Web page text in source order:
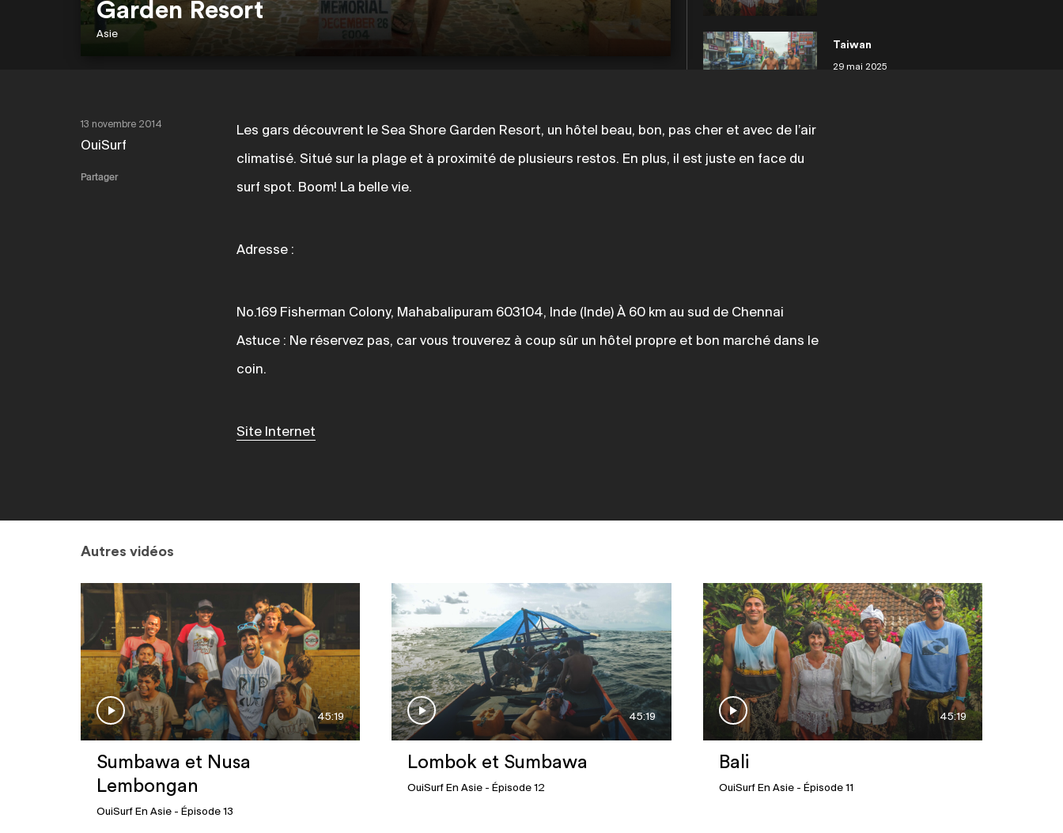
Garden Resort
Asie
Taiwan
29 mai 2025
Sri Lanka
29 mai 2025
13 novembre 2014
OuiSurf
Partager
Les gars découvrent le Sea Shore Garden Resort, un hôtel beau, bon, pas cher et avec de l’air
climatisé. Situé sur la plage et à proximité de plusieurs restos. En plus, il est juste en face du
surf spot. Boom! La belle vie.
Adresse :
No.169 Fisherman Colony, Mahabalipuram 603104, Inde (Inde) À 60 km au sud de Chennai
Astuce : Ne réservez pas, car vous trouverez à coup sûr un hôtel propre et bon marché dans le
coin.
Site Internet
Autres vidéos
45:19
Sumbawa et Nusa
Lembongan
OuiSurf En Asie - Épisode 13
45:19
Lombok et Sumbawa
OuiSurf En Asie - Épisode 12
45:19
Bali
OuiSurf En Asie- Épisode 11